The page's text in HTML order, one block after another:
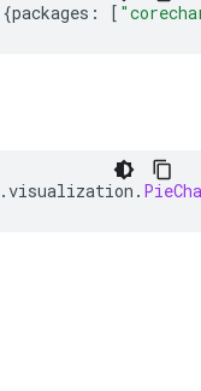
{packages : [
.visualization .